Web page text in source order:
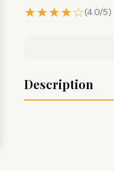
★★★★☆(4.0/5)
Description